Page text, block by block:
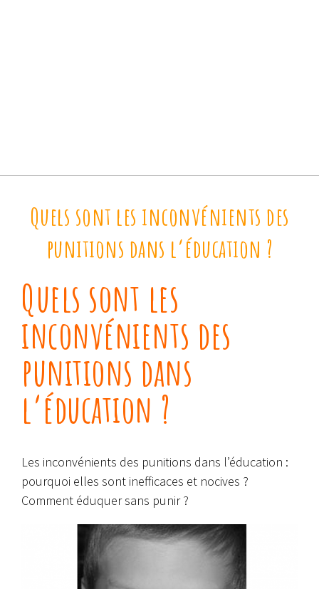
Quels sont les inconvénients des
punitions dans l’éducation ?
Quels sont les
inconvénients des
punitions dans
l’éducation ?
Les inconvénients des punitions dans l’éducation :
pourquoi elles sont inefficaces et nocives ?
Comment éduquer sans punir ?